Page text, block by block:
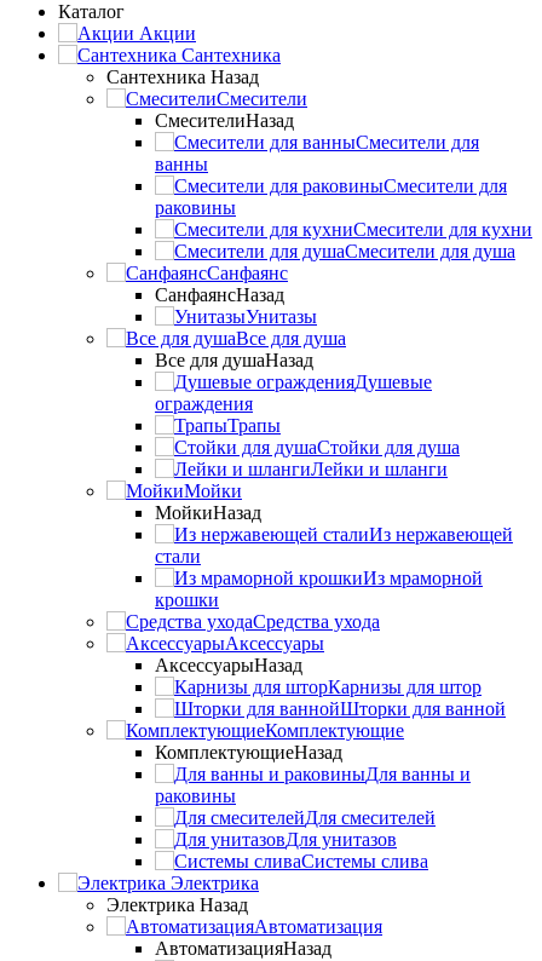
Каталог
Акции
Сантехника
Сантехника Назад
Смесители
СмесителиНазад
Смесители для
ванны
Смесители для
раковины
Смесители для кухни
Смесители для душа
Санфаянс
СанфаянсНазад
Унитазы
Все для душа
Все для душаНазад
Душевые
ограждения
Трапы
Стойки для душа
Лейки и шланги
Мойки
МойкиНазад
Из нержавеющей
стали
Из мраморной
крошки
Средства ухода
Аксессуары
АксессуарыНазад
Карнизы для штор
Шторки для ванной
Комплектующие
КомплектующиеНазад
Для ванны и
раковины
Для смесителей
Для унитазов
Системы слива
Электрика
Электрика Назад
Автоматизация
АвтоматизацияНазад